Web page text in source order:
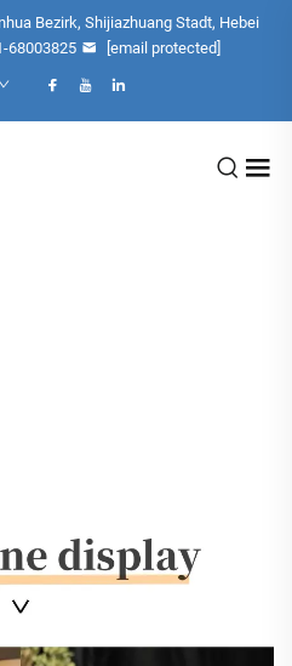
Bezirk, Shijiazhuang Stadt, Hebei
68003825
[email protected]